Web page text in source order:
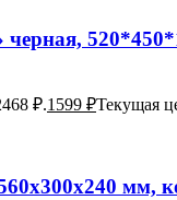
₽.1599 ₽Текущая
мм,